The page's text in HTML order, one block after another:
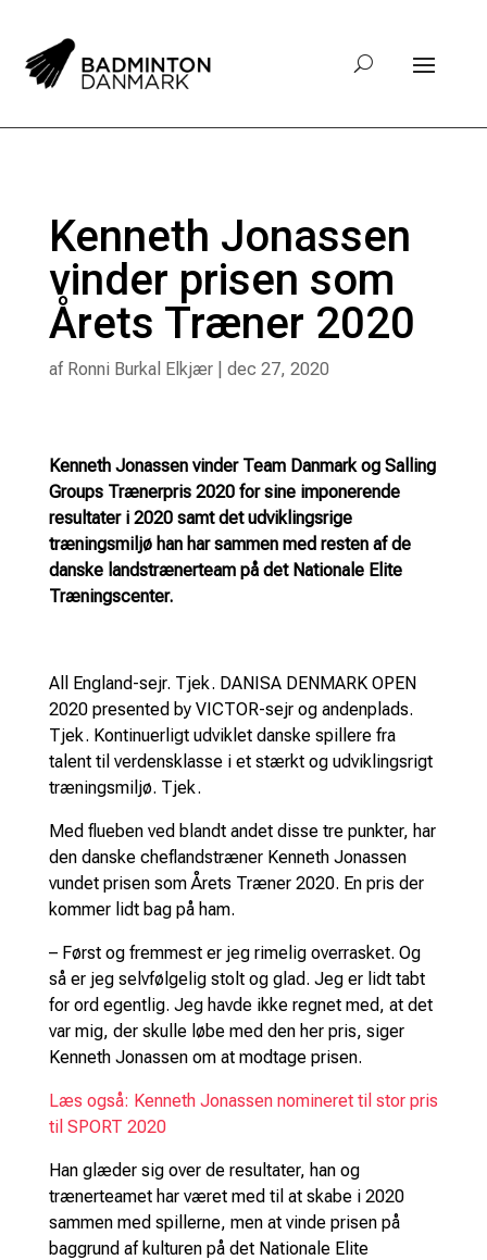
Kenneth Jonassen
vinder prisen som
Årets Træner 2020
af Ronni Burkal Elkjær| dec 27, 2020
Kenneth Jonassen vinder Team Danmark og Salling
Groups Trænerpris 2020 for sine imponerende
resultater i 2020 samt det udviklingsrige
træningsmiljø han har sammen med resten af de
danske landstrænerteam på det Nationale Elite
Træningscenter.
All England-sejr. Tjek. DANISA DENMARK OPEN
2020 presented by VICTOR-sejr og andenplads.
Tjek. Kontinuerligt udviklet danske spillere fra
talent til verdensklasse i et stærkt og udviklingsrigt
træningsmiljø. Tjek.
Med flueben ved blandt andet disse tre punkter, har
den danske cheflandstræner Kenneth Jonassen
vundet prisen som Årets Træner 2020. En pris der
kommer lidt bag på ham.
– Først og fremmest er jeg rimelig overrasket. Og
så er jeg selvfølgelig stolt og glad. Jeg er lidt tabt
for ord egentlig. Jeg havde ikke regnet med, at det
var mig, der skulle løbe med den her pris, siger
Kenneth Jonassen om at modtage prisen.
Læs også: Kenneth Jonassen nomineret til stor pris
til SPORT 2020
Han glæder sig over de resultater, han og
trænerteamet har været med til at skabe i 2020
sammen med spillerne, men at vinde prisen på
baggrund af kulturen på det Nationale Elite